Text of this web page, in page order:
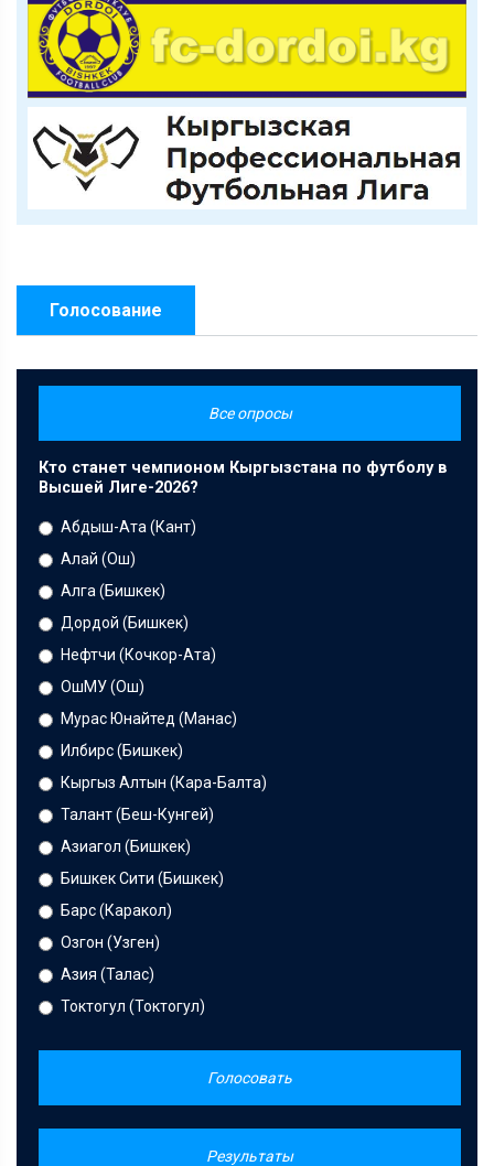
Голосование
Все опросы
Кто станет чемпионом Кыргызстана по футболу в
Высшей Лиге-2026?
Абдыш-Ата (Кант)
Алай (Ош)
Алга (Бишкек)
Дордой (Бишкек)
Нефтчи (Кочкор-Ата)
ОшМУ (Ош)
Мурас Юнайтед (Манас)
Илбирс (Бишкек)
Кыргыз Алтын (Кара-Балта)
Талант (Беш-Кунгей)
Азиагол (Бишкек)
Бишкек Сити (Бишкек)
Барс (Каракол)
Озгон (Узген)
Азия (Талас)
Токтогул (Токтогул)
Голосовать
Результаты